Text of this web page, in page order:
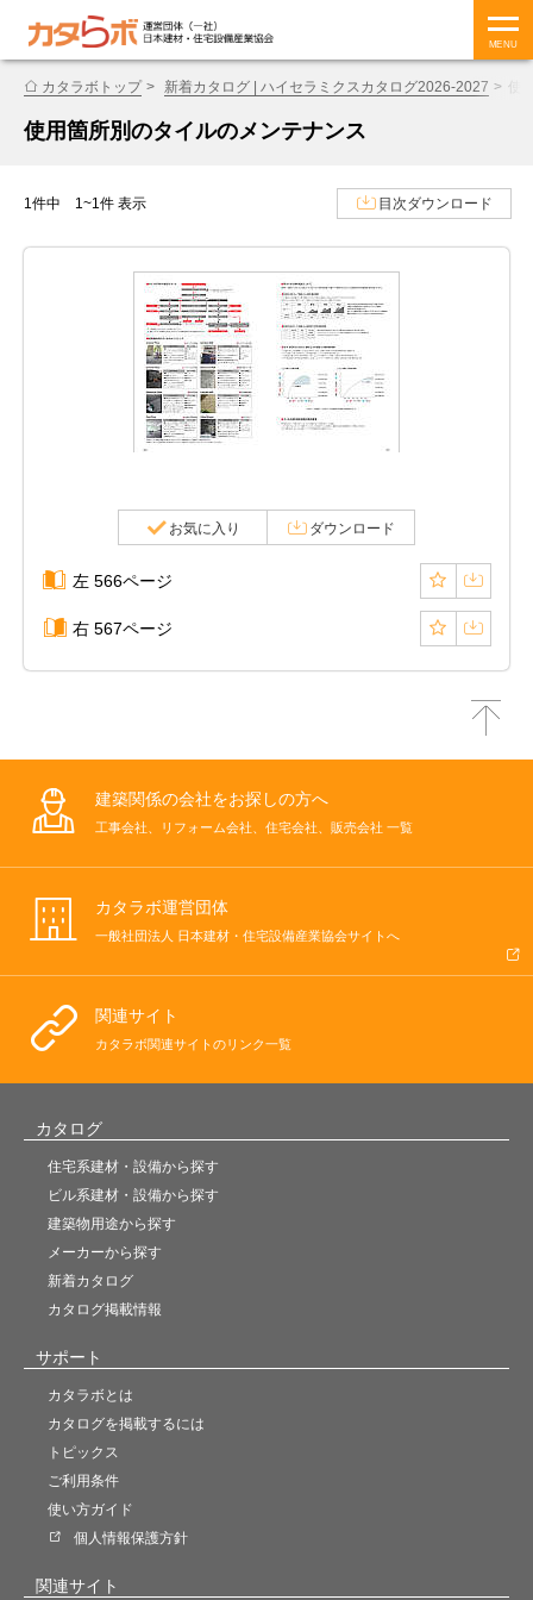
MENU
カタラボトップ 新着カタログ | ハイセラミクスカタログ2026-2027 使
使用箇所別のタイルのメンテナンス
1件中 1~1件 表示 目次ダウンロード
お気に入り ダウンロード
左 566ページ
右 567ページ
建築関係の会社をお探しの方へ
工事会社、リフォーム会社、住宅会社、販売会社 一覧
カタラボ運営団体
一般社団法人 日本建材・住宅設備産業協会サイトへ
関連サイト
カタラボ関連サイトのリンク一覧
カタログ
住宅系建材・設備から探す
ビル系建材・設備から探す
建築物用途から探す
メーカーから探す
新着カタログ
カタログ掲載情報
サポート
カタラボとは
カタログを掲載するには
トピックス
ご利用条件
使い方ガイド
個人情報保護方針
関連サイト